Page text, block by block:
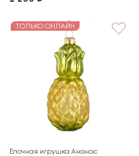
ТОЛЬКО ОНЛАЙН
Ёлочная игрушка Ананас